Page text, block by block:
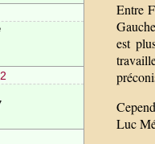
Entre
est
Luc